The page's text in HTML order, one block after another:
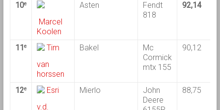
10e
Marcel
Koolen
Asten
Fendt
818
92,14
11 e
Tim
van
horssen
Bakel
Mc
Cormick
mtx 155
90,12
12e
Esri
v.d.
Mierlo
John
Deere
88,75